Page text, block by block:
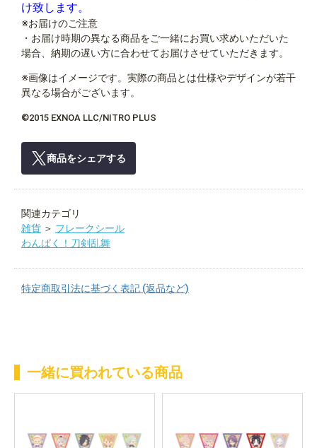
け致します。
※お届けのご注意
・お届け時期の異なる商品をご一緒にお買い求めいただいた
場合、納期の遅い方に合わせてお届けさせていただきます。
※画像はイメージです。実際の商品とは仕様やデザインが若干
異なる場合がございます。
©2015 EXNOA LLC/NITRO PLUS
商品をシェアする
関連カテゴリ
雑貨 ＞ フレークシール
わんぱく！刀剣乱舞
特定商取引法に基づく表記 (返品など)
一緒に買われている商品